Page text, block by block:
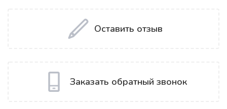
Оставить отзыв
Заказать обратный звонок